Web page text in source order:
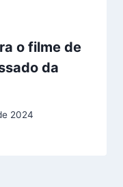
o filme de
da
2024